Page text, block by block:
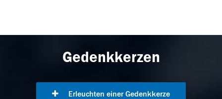
Gedenkkerzen
Erleuchten einer Gedenkkerze